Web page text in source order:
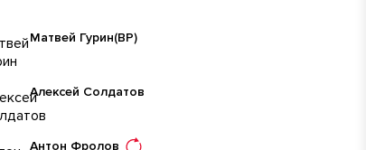
Матвей Гурин(ВР)
Алексей Солдатов
Антон Фролов